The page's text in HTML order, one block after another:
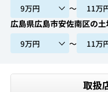
〜
広島県広島市安佐南区の土
〜
取扱